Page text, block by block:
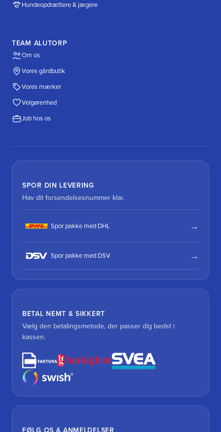
Hundeopdrættere & jægere
TEAM ALUTORP
Om os
Vores gårdbutik
Vores mærker
Velgørenhed
Job hos os
SPOR DIN LEVERING
Hav dit forsendelsesnummer klar.
Spor pakke med DHL
Spor pakke med DSV
BETAL NEMT & SIKKERT
Vælg den betalingsmetode, der passer dig bedst i
kassen.
FØLG OS & ANMELDELSER